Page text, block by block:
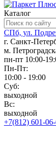
Каталог
СПб, ул.
г. Санкт-
м.
пн-пт 10:00-
Пн-Пт:
10:00 - 19:00
Суб:
выходной
Вс:
выходной
+7(812) 601-